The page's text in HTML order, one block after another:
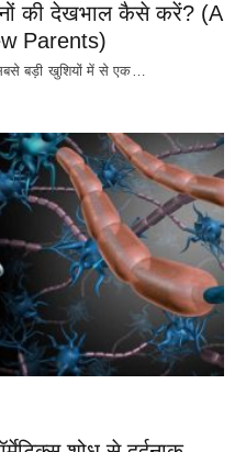
की देखभाल कैसे करें? (A
Parents)
बड़ी खुशियों में से एक…